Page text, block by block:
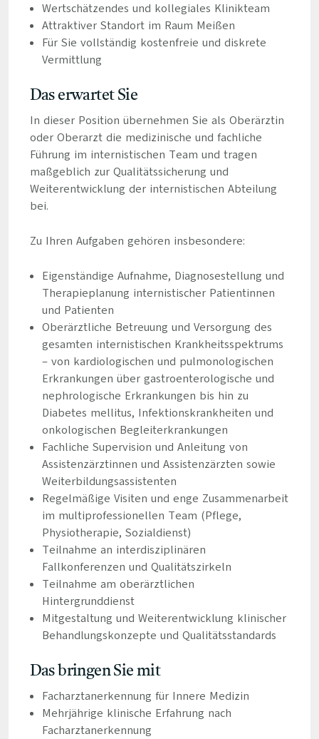
Wertschätzendes und kollegiales Klinikteam
Attraktiver Standort im Raum Meißen
Für Sie vollständig kostenfreie und diskrete
Vermittlung
Das erwartet Sie
In dieser Position übernehmen Sie als Oberärztin
oder Oberarzt die medizinische und fachliche
Führung im internistischen Team und tragen
maßgeblich zur Qualitätssicherung und
Weiterentwicklung der internistischen Abteilung
bei.
Zu Ihren Aufgaben gehören insbesondere:
Eigenständige Aufnahme, Diagnosestellung und
Therapieplanung internistischer Patientinnen
und Patienten
Oberärztliche Betreuung und Versorgung des
gesamten internistischen Krankheitsspektrums
– von kardiologischen und pulmonologischen
Erkrankungen über gastroenterologische und
nephrologische Erkrankungen bis hin zu
Diabetes mellitus, Infektionskrankheiten und
onkologischen Begleiterkrankungen
Fachliche Supervision und Anleitung von
Assistenzärztinnen und Assistenzärzten sowie
Weiterbildungsassistenten
Regelmäßige Visiten und enge Zusammenarbeit
im multiprofessionellen Team (Pflege,
Physiotherapie, Sozialdienst)
Teilnahme an interdisziplinären
Fallkonferenzen und Qualitätszirkeln
Teilnahme am oberärztlichen
Hintergrunddienst
Mitgestaltung und Weiterentwicklung klinischer
Behandlungskonzepte und Qualitätsstandards
Das bringen Sie mit
Facharztanerkennung für Innere Medizin
Mehrjährige klinische Erfahrung nach
Facharztanerkennung